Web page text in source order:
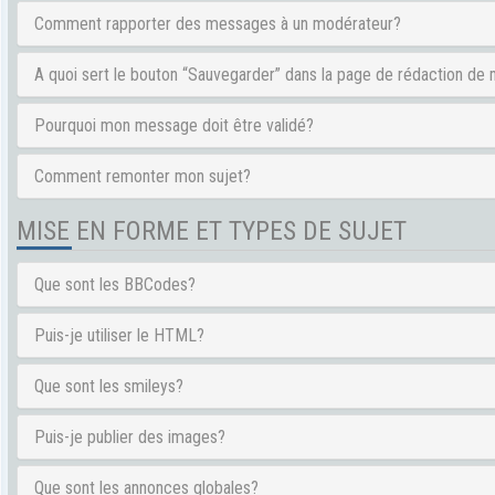
Comment rapporter des messages à un modérateur?
A quoi sert le bouton “Sauvegarder” dans la page de rédaction de
Pourquoi mon message doit être validé?
Comment remonter mon sujet?
MISE EN FORME ET TYPES DE SUJET
Que sont les BBCodes?
Puis-je utiliser le HTML?
Que sont les smileys?
Puis-je publier des images?
Que sont les annonces globales?